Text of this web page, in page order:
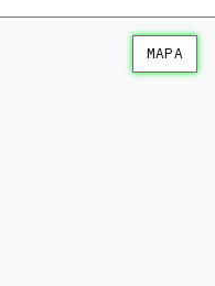
MAPA